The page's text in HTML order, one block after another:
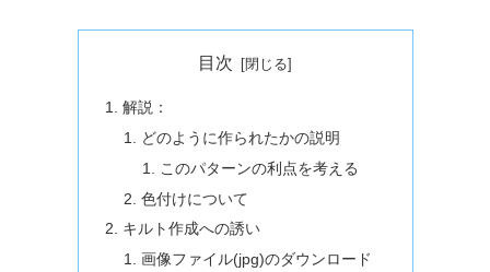
目次
解説：
どのように作られたかの説明
このパターンの利点を考える
色付けについて
キルト作成への誘い
画像ファイル(jpg)のダウンロード